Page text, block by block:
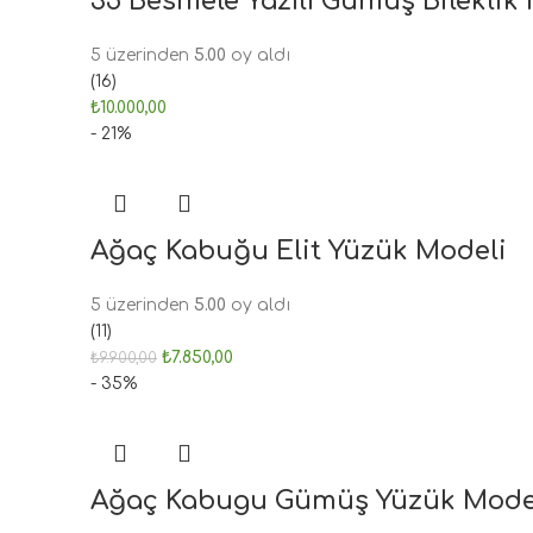
5 üzerinden 5.00 oy aldı
(16)
₺10.000,00
- 21%
Ağaç Kabuğu Elit Yüzük Modeli
5 üzerinden 5.00 oy aldı
(11)
₺9.900,00 ₺7.850,00
- 35%
Ağaç Kabugu Gümüş Yüzük